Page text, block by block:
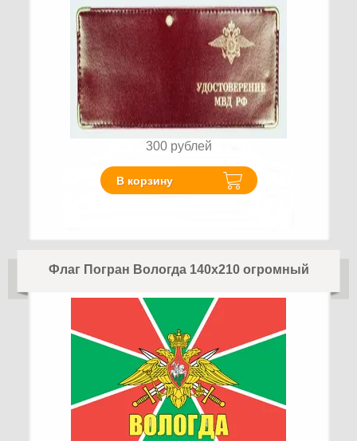
300 рублей
В корзину
Флаг Погран Вологда 140х210 огромный